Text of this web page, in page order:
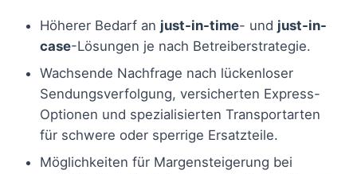
Höherer Bedarf an just-in-time- und just-in-
case-Lösungen je nach Betreiberstrategie.
Wachsende Nachfrage nach lückenloser
Sendungsverfolgung, versicherten Express-
Optionen und spezialisierten Transportarten
für schwere oder sperrige Ersatzteile.
Möglichkeiten für Margensteigerung bei